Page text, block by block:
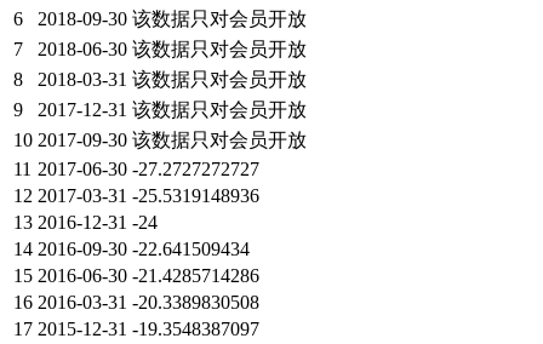
6
2018-09-30 该数据只对会员开放
7
2018-06-30 该数据只对会员开放
8
2018-03-31 该数据只对会员开放
9
2017-12-31 该数据只对会员开放
10 2017-09-30 该数据只对会员开放
11 2017-06-30 -27.2727272727
12 2017-03-31 -25.5319148936
13 2016-12-31 -24
14 2016-09-30 -22.641509434
15 2016-06-30 -21.4285714286
16 2016-03-31 -20.3389830508
17 2015-12-31 -19.3548387097